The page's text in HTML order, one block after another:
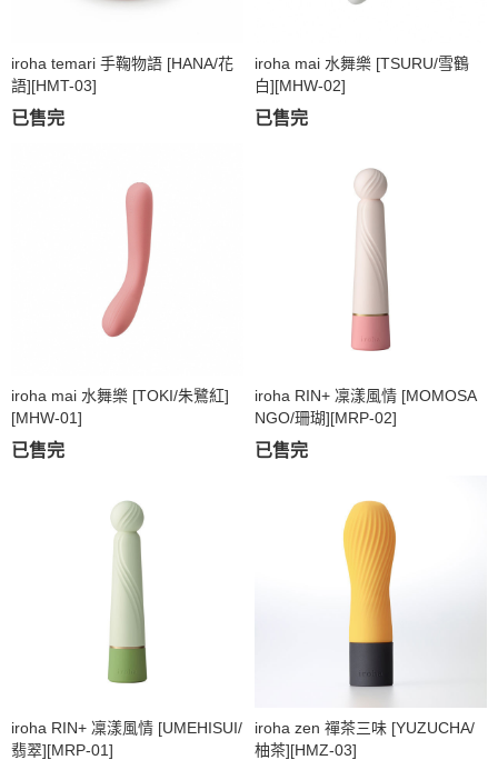
iroha temari 手鞠物語 [HANA/花
語][HMT-03]
已售完
iroha mai 水舞樂 [TSURU/雪鶴
白][MHW-02]
已售完
iroha mai 水舞樂 [TOKI/朱鷺紅]
[MHW-01]
已售完
iroha RIN+ 凜漾風情 [MOMOSA
NGO/珊瑚][MRP-02]
已售完
iroha RIN+ 凜漾風情 [UMEHISUI/
翡翠][MRP-01]
iroha zen 禪茶三味 [YUZUCHA/
柚茶][HMZ-03]